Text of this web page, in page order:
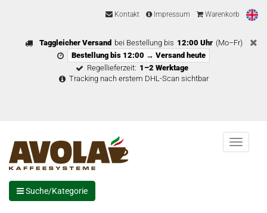
Kontakt Impressum Warenkorb
Taggleicher Versand bei Bestellung bis 12:00 Uhr (Mo–Fr)
Bestellung bis 12:00 → Versand heute
Regellieferzeit: 1–2 Werktage
Tracking nach erstem DHL-Scan sichtbar
Menu
Suche/Kategorie